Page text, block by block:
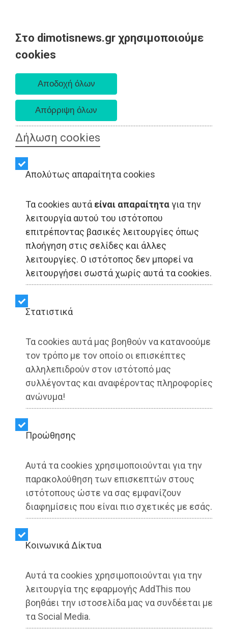
Στο dimotisnews.gr χρησιμοποιούμε
cookies
Δήλωση cookies
Απολύτως απαραίτητα cookies
Τα cookies αυτά είναι απαραίτηταγια την
λειτουργία αυτού του ιστότοπου
επιτρέποντας βασικές λειτουργίες όπως
πλοήγηση στις σελίδες και άλλες
λειτουργίες. Ο ιστότοπος δεν μπορεί να
λειτουργήσει σωστά χωρίς αυτά τα cookies.
Στατιστικά
Τα cookies αυτά μας βοηθούν να κατανοούμε
τον τρόπο με τον οποίο οι επισκέπτες
αλληλεπιδρούν στον ιστότοπό μας
συλλέγοντας και αναφέροντας πληροφορίες
ανώνυμα!
Προώθησης
Αυτά τα cookies χρησιμοποιούνται για την
παρακολούθηση των επισκεπτών στους
ιστότοπους ώστε να σας εμφανίζουν
διαφημίσεις που είναι πιο σχετικές με εσάς.
Kοινωνικά Δίκτυα
Αυτά τα cookies χρησιμοποιούνται για την
λειτουργία της εφαρμογής AddThis που
βοηθάει την ιστοσελίδα μας να συνδέεται με
τα Social Media.
ΥΓΕΙΑ - Ανατολική Αττική
Μάριος Θεμιστοκλέους:
Αξιοποιώντας την άνοδο
αλλάζει
Share:
▶️ Ακούστε το κείμενο
Στο ΕΣΥ που αλλάζει, αξιοποιώντας την
αλματώδη άνοδο της τεχνολογίας, εστίασε ο